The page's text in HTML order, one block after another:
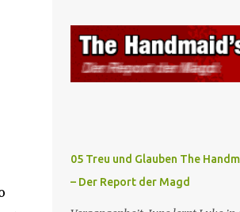
Serena stolz die „Kinder von
vorstellt. June nutzt die
Castillo unter vier Augen zu
bringen wird, kann jedoch June
die von den Wachen gefangen
und zurück ins Rote Zentrum
entdeckt im Kleiderschrank die
wahrscheinlich von der Magd
hinterlassen wurde, die vor ihr
05 Treu und Glauben The
– Der Report der Magd